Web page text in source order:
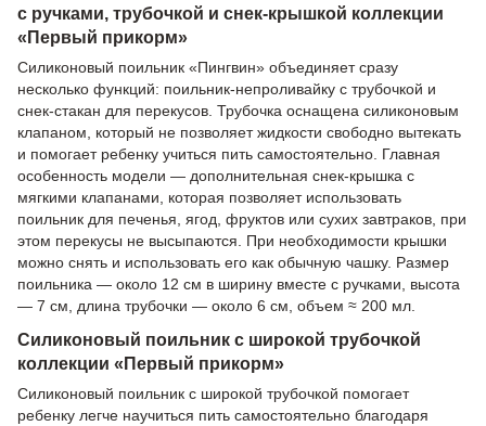
с ручками, трубочкой и снек-крышкой коллекции
«Первый прикорм»
Силиконовый поильник «Пингвин» объединяет сразу
несколько функций: поильник-непроливайку с трубочкой и
снек-стакан для перекусов. Трубочка оснащена силиконовым
клапаном, который не позволяет жидкости свободно вытекать
и помогает ребенку учиться пить самостоятельно. Главная
особенность модели — дополнительная снек-крышка с
мягкими клапанами, которая позволяет использовать
поильник для печенья, ягод, фруктов или сухих завтраков, при
этом перекусы не высыпаются. При необходимости крышки
можно снять и использовать его как обычную чашку. Размер
поильника — около 12 см в ширину вместе с ручками, высота
— 7 см, длина трубочки — около 6 см, объем ≈ 200 мл.
Силиконовый поильник с широкой трубочкой
коллекции «Первый прикорм»
Силиконовый поильник с широкой трубочкой помогает
ребенку легче научиться пить самостоятельно благодаря